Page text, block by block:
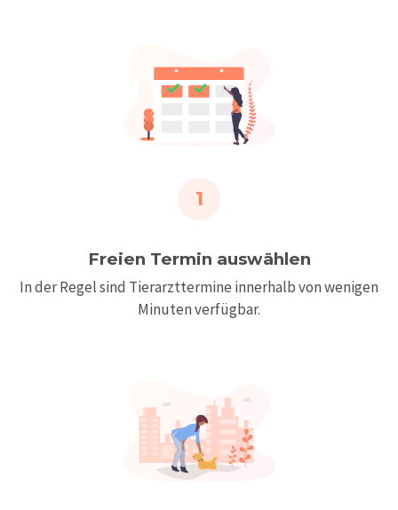
1
Freien Termin auswählen
In der Regel sind Tierarzttermine innerhalb von wenigen
Minuten verfügbar.